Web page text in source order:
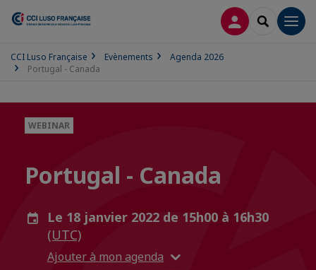
CONNEXION
CCI Luso Française Evènements
Agenda 2026
Portugal - Canada
WEBINAR
Portugal - Canada
Le 18 janvier 2022 de 15h00 à 16h30
(UTC)
Ajouter à mon agenda